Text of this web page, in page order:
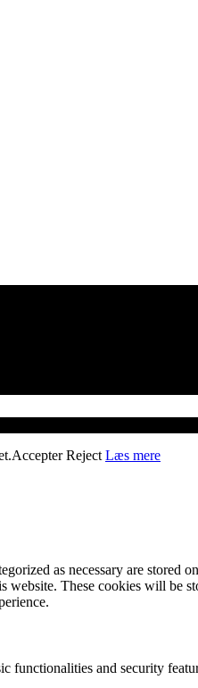
Accepter Reject Læs mere
as necessary are stored
website. These cookies will be
functionalities and security